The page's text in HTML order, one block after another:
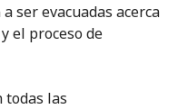
ser evacuadas acerca
el proceso de
todas las